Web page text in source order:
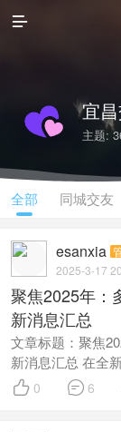

宜
主题:
全部 同城交友
esanxia
2025-3-17
聚焦2025年：
新消息汇总
文章标题：聚焦
新消息汇总 在全
 0  6